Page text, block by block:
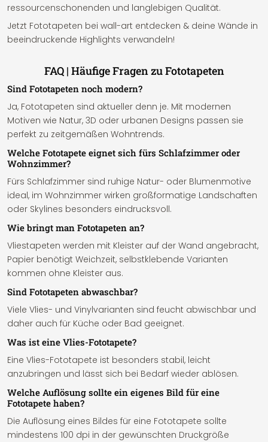
ressourcenschonenden und langlebigen Qualität.
Jetzt Fototapeten bei wall-art entdecken & deine Wände in
beeindruckende Highlights verwandeln!
FAQ | Häufige Fragen zu Fototapeten
Sind Fototapeten noch modern?
Ja, Fototapeten sind aktueller denn je. Mit modernen
Motiven wie Natur, 3D oder urbanen Designs passen sie
perfekt zu zeitgemäßen Wohntrends.
Welche Fototapete eignet sich fürs Schlafzimmer oder
Wohnzimmer?
Fürs Schlafzimmer sind ruhige Natur- oder Blumenmotive
ideal, im Wohnzimmer wirken großformatige Landschaften
oder Skylines besonders eindrucksvoll.
Wie bringt man Fototapeten an?
Vliestapeten werden mit Kleister auf der Wand angebracht,
Papier benötigt Weichzeit, selbstklebende Varianten
kommen ohne Kleister aus.
Sind Fototapeten abwaschbar?
Viele Vlies- und Vinylvarianten sind feucht abwischbar und
daher auch für Küche oder Bad geeignet.
Was ist eine Vlies-Fototapete?
Eine Vlies-Fototapete ist besonders stabil, leicht
anzubringen und lässt sich bei Bedarf wieder ablösen.
Welche Auflösung sollte ein eigenes Bild für eine
Fototapete haben?
Die Auflösung eines Bildes für eine Fototapete sollte
mindestens 100 dpi in der gewünschten Druckgröße